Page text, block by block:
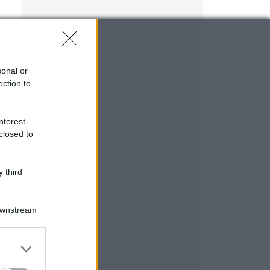
or
to
to
third